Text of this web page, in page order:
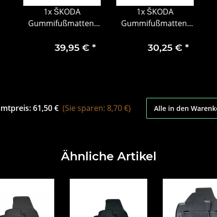
1x ŠKODA
Gummifußmatten-
39,95 € *
1x ŠKODA
Gummifußmatten-
30,25 € *
61,50 € (Sie sparen: 8,70 €) Alle in den
Ähnliche Artikel